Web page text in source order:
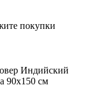
покупки
Индийский
90x150 см